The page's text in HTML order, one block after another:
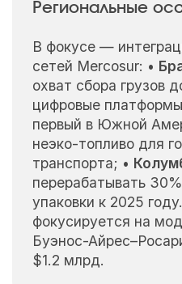
Региональные
В фокусе —
сетей Mercosur: •
охват сбора грузов
цифровые
первый в Южной
неэко-топливо для
транспорта; •
перерабатывать
упаковки к 2025
фокусируется на
Буэнос-
$1.2 млрд.